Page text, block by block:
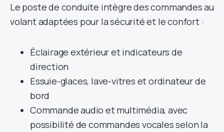
Le poste de conduite intègre des commandes au
volant adaptées pour la sécurité et le confort :
Éclairage extérieur et indicateurs de
direction
Essuie-glaces, lave-vitres et ordinateur de
bord
Commande audio et multimédia, avec
possibilité de commandes vocales selon la